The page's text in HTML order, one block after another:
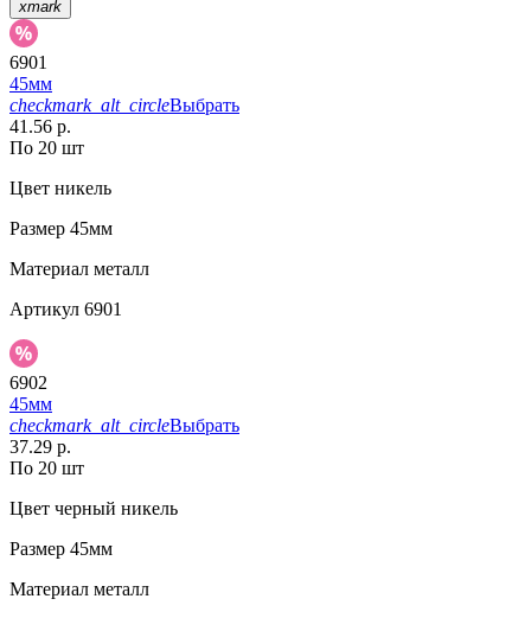
xmark
6901
45мм
checkmark_alt_circleВыбрать
41.56 р.
По 20 шт
Цвет никель
Размер 45мм
Материал металл
Артикул 6901
6902
45мм
checkmark_alt_circleВыбрать
37.29 р.
По 20 шт
Цвет черный никель
Размер 45мм
Материал металл